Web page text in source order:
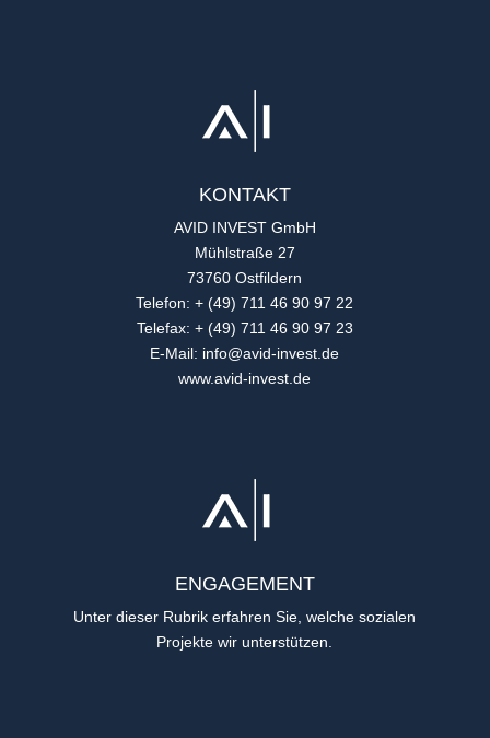
KONTAKT
AVID INVEST GmbH
Mühlstraße 27
73760 Ostfildern
Telefon: + (49) 711 46 90 97 22
Telefax: + (49) 711 46 90 97 23
E-Mail: info@avid-invest.de
www.avid-invest.de
ENGAGEMENT
Unter dieser Rubrik erfahren Sie, welche sozialen
Projekte wir unterstützen.